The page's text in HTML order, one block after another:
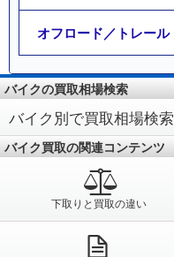
オフロード／トレール
バイクの買取相場検索
バイク別で買取相場検索
バイク買取の関連コンテンツ
下取りと買取の違い